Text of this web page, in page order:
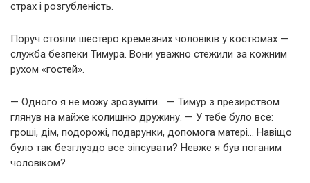
страх і розгубленість.
Поруч стояли шестеро кремезних чоловіків у костюмах —
служба безпеки Тимура. Вони уважно стежили за кожним
рухом «гостей».
— Одного я не можу зрозуміти… — Тимур з презирством
глянув на майже колишню дружину. — У тебе було все:
гроші, дім, подорожі, подарунки, допомога матері… Навіщо
було так безглуздо все зіпсувати? Невже я був поганим
чоловіком?